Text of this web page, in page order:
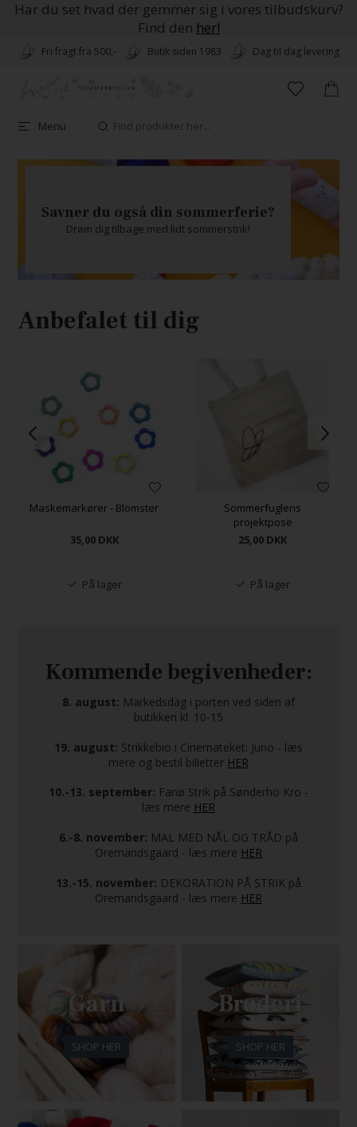
Har du set hvad der gemmer sig i vores tilbudskurv?
Find den her!
Fri fragt fra 500,- Butik siden 1983 Dag til dag levering
Menu
Savner du også din sommerferie?
Drøm dig tilbage med lidt sommerstrik!
Anbefalet til dig
Maskemarkører - Blomster
35,00 DKK
På lager
Sommerfuglens
projektpose
25,00 DKK
På lager
Kommende begivenheder:
8. august: Markedsdag i porten ved siden af
butikken kl. 10-15
19. august: Strikkebio i Cinemateket: Juno - læs
mere og bestil billetter HER
10.-13. september: Fanø Strik på Sønderho Kro -
læs mere HER
6.-8. november: MAL MED NÅL OG TRÅD på
Oremandsgaard - læs mere HER
13.-15. november: DEKORATION PÅ STRIK på
Oremandsgaard - læs mere HER
Garn
SHOP HER
Broderi
SHOP HER